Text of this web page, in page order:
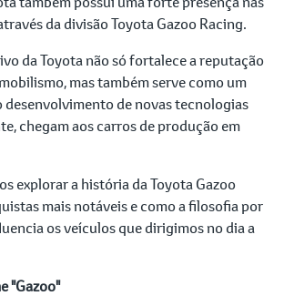
da divisão Toyota Gazoo Racing.
da Toyota não só fortalece a reputação
mas também serve como um
de novas tecnologias
chegam aos carros de produção em
explorar a história da Toyota Gazoo
mais notáveis e como a filosofia por
os veículos que dirigimos no dia a
"Gazoo"